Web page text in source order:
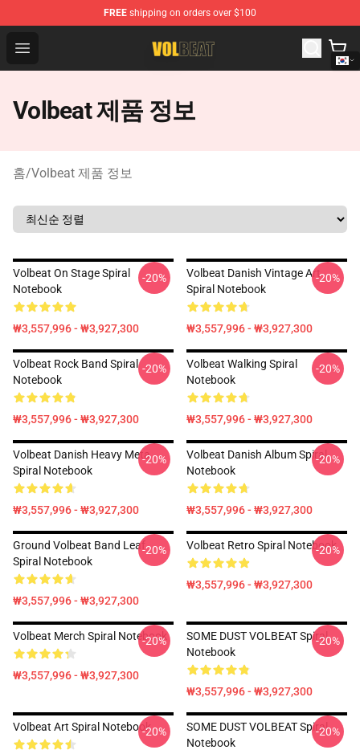
FREE shipping on orders over $100
Open menu
Volbeat Shop - Official Volbeat Merchandise Store
Volbeat 제품 정보
홈/Volbeat 제품 정보
Volbeat On Stage Spiral
Notebook
₩3,557,996 - ₩3,927,300
-20%
Volbeat Danish Vintage Art
Spiral Notebook
₩3,557,996 - ₩3,927,300
-20%
Volbeat Rock Band Spiral
Notebook
₩3,557,996 - ₩3,927,300
-20%
Volbeat Walking Spiral
Notebook
₩3,557,996 - ₩3,927,300
-20%
Volbeat Danish Heavy Meta
Spiral Notebook
₩3,557,996 - ₩3,927,300
-20%
Volbeat Danish Album Spiral
Notebook
₩3,557,996 - ₩3,927,300
-20%
Ground Volbeat Band Leaf
Spiral Notebook
₩3,557,996 - ₩3,927,300
-20% Volbeat Retro Spiral Notebook
₩3,557,996 - ₩3,927,300
-20%
Volbeat Merch Spiral Notebook
₩3,557,996 - ₩3,927,300
-20%
SOME DUST VOLBEAT Spiral
Notebook
₩3,557,996 - ₩3,927,300
-20%
Volbeat Art Spiral Notebook-20%
SOME DUST VOLBEAT Spiral
Notebook
-20%